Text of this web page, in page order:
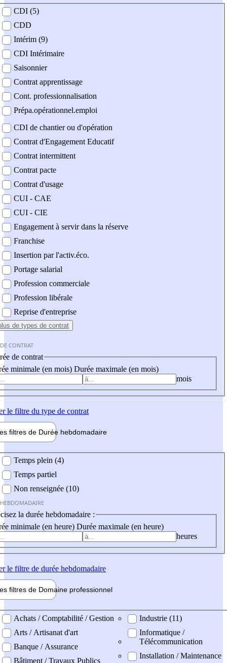
contrat
CDI (5)
CDD
Intérim (9)
CDI Intérimaire
Saisonnier
Contrat apprentissage
Cont. professionnalisation
Prépa.opérationnel.emploi
CDI de chantier ou d'opération
Contrat d'Engagement Educatif
Contrat intermittent
Contrat pacte
Contrat d'usage
CUI - CAE
CUI - CIE
Engagement à servir dans la réserve
Franchise
Insertion par l'activ.éco.
Portage salarial
Profession commerciale
Profession libérale
Reprise d'entreprise
de types de contrat
CONTRAT
de contrat
minimale (en mois) Durée maximale (en mois)
mois
le filtre du type de contrat
filtres de Durée hebdomadaire
Temps plein (4)
Temps partiel
Non renseignée (10)
la durée hebdomadaire :
minimale (en heure) Durée maximale (en heure)
heures
le filtre de durée hebdomadaire
filtres de Domaine professionnel
professionel
Achats / Comptabilité / Gestion
Arts / Artisanat d'art
Banque / Assurance
Bâtiment / Travaux Publics
Industrie (11)
Informatique /
Télécommunication
Installation / Maintenance